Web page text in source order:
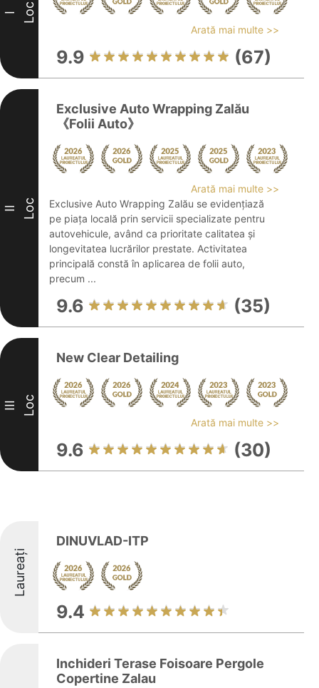
I Loc
Arată mai multe >>
9.9 (67)
II Loc
Exclusive Auto Wrapping Zalău
《Folii Auto》
Arată mai multe >>
Exclusive Auto Wrapping Zalău se evidențiază
pe piața locală prin servicii specializate pentru
autovehicule, având ca prioritate calitatea și
longevitatea lucrărilor prestate. Activitatea
principală constă în aplicarea de folii auto,
precum ...
9.6 (35)
III Loc
New Clear Detailing
Arată mai multe >>
9.6 (30)
Laureați
DINUVLAD-ITP
9.4
Inchideri Terase Foisoare Pergole
Copertine Zalau